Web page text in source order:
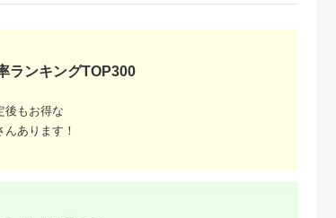
ランキングTOP300
後もお得な
あります！